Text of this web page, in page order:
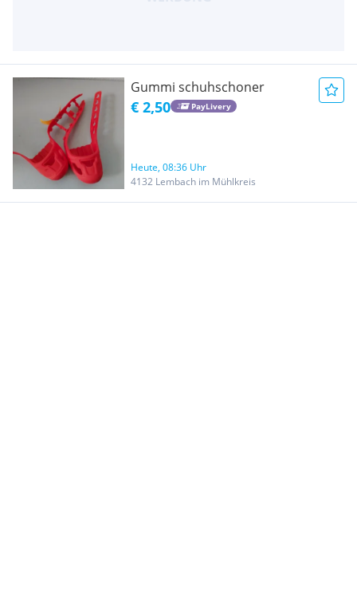
Gummi schuhschoner
€ 2,50 PayLivery
Heute, 08:36 Uhr
4132 Lembach im Mühlkreis